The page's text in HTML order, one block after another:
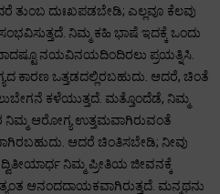
ತುಂಬ ದುಃಖಪಡಬೇಡಿ; ಎಲ್ಲವೂ ಕೆಲವು
ನಿಮ್ಮ ಕಹಿ ಭಾಷೆ ಇದಕ್ಕೆ ಒಂದು
ನಯವಿನಯದಿಂದಿರಲು ಪ್ರಯತ್ನಿಸಿ.
ಕಾರಣ ಒತ್ತಡದಲ್ಲಿರಬಹುದು. ಆದರೆ, ಚಿಂತೆ
ಕಳೆಯುತ್ತದೆ. ಮತ್ತೊಂದೆಡೆ, ನಿಮ್ಮ
ನಿಮ್ಮ ಆರೋಗ್ಯ ಉತ್ತಮವಾಗಿರುವಂತೆ
ಆದರೆ ಚಿಂತಿಸಬೇಡಿ; ನೀವು
ನಿಮ್ಮ ಪ್ರೀತಿಯ ಜೀವನಕ್ಕೆ
ಆನಂದದಾಯಕವಾಗಿರುತ್ತದೆ. ಮನ್ಮಥನು